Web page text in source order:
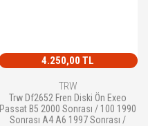
4.250,00 TL
TRW
Trw Df2652 Fren Diski Ön Exeo
Passat B5 2000 Sonrası / 100 1990
Sonrası A4 A6 1997 Sonrası /